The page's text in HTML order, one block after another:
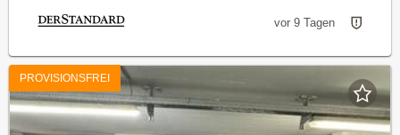
vor 9 Tagen
PROVISIONSFREI